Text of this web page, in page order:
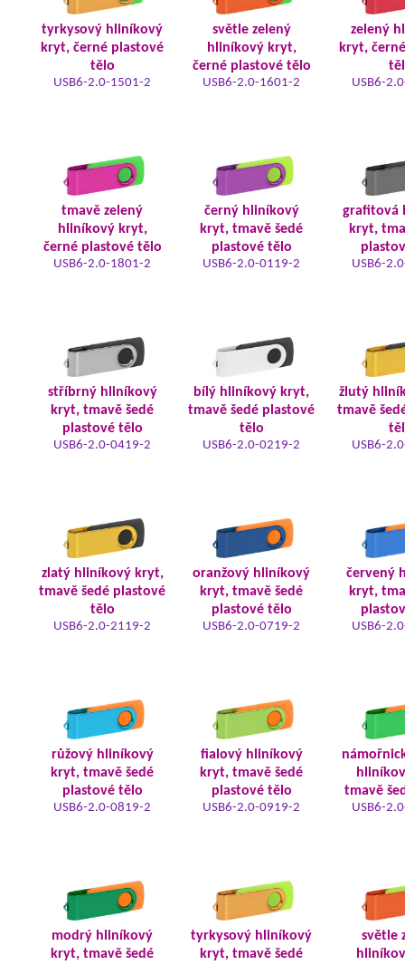
tyrkysový hliníkový
kryt, černé plastové
tělo
USB6-2.0-1501-2
světle zelený
hliníkový kryt,
černé plastové tělo
USB6-2.0-1601-2
zelený
kryt,
USB6-
tmavě zelený
hliníkový kryt,
černé plastové tělo
USB6-2.0-1801-2
černý hliníkový
kryt, tmavě šedé
plastové tělo
USB6-2.0-0119-2
grafitová
kryt,
USB6-
stříbrný hliníkový
kryt, tmavě šedé
plastové tělo
USB6-2.0-0419-2
bílý hliníkový kryt,
tmavě šedé plastové
tělo
USB6-2.0-0219-2
žlutý
tmavě
USB6-
zlatý hliníkový kryt,
tmavě šedé plastové
tělo
USB6-2.0-2119-2
oranžový hliníkový
kryt, tmavě šedé
plastové tělo
USB6-2.0-0719-2
červený
kryt,
USB6-
růžový hliníkový
kryt, tmavě šedé
plastové tělo
USB6-2.0-0819-2
fialový hliníkový
kryt, tmavě šedé
plastové tělo
USB6-2.0-0919-2
tmavě
USB6-
modrý hliníkový
kryt, tmavě šedé
tyrkysový hliníkový
kryt, tmavě šedé
světle